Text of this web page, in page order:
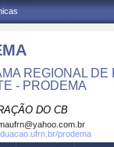
REGIONAL
- PRODEMA
DO CB
prodema